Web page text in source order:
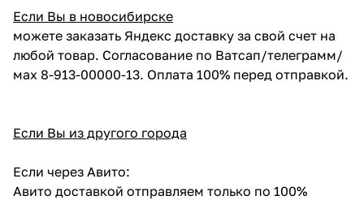
Если Вы в новосибирске
можете заказать Яндекс доставку за свой счет на
любой товар. Согласование по Ватсап/телеграмм/
мах 8-913-00000-13. Оплата 100% перед отправкой.
Если Вы из другого города
Если через Авито:
Авито доставкой отправляем только по 100%